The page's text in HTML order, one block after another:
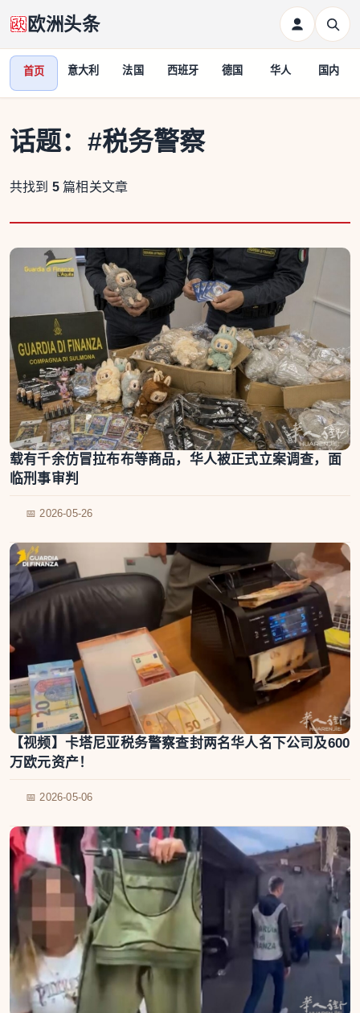
欧洲头条
首页 意大利 法国 西班牙 德国 华人 国内
话题： #税务警察
共找到 5 篇相关文章
载有千余仿冒拉布布等商品，华人被正式立案调查，面
临刑事审判
📅 2026-05-26
【视频】卡塔尼亚税务警察查封两名华人名下公司及600
万欧元资产！
📅 2026-05-06